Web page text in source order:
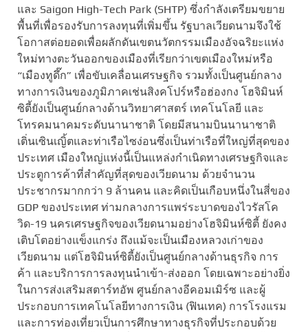
และ Saigon High-Tech Park (SHTP) ซึ่งกำลังเตรียมขยาย
พื้นที่เพื่อรองรับการลงทุนที่เพิ่มขึ้น รัฐบาลเวียดนามจึงใช้
โอกาสต่อยอดเพื่อผลักดันเขตนวัตกรรมเมืองอัจฉริยะแห่ง
ใหม่ทางตะวันออกของเมืองที่เรียกว่าเขตเมืองใหม่หรือ
“เมืองทูดึ๊ก” เพื่อขับเคลื่อนเศรษฐกิจ รวมทั้งเป็นศูนย์กลาง
ทางการเงินของภูมิภาคเช่นสิงคโปร์หรือฮ่องกง โฮจิมินห์
ซิตี้ยังเป็นศูนย์กลางด้านวิทยาศาสตร์ เทคโนโลยี และ
โทรคมนาคมระดับนานาชาติ โดยมีสนามบินนานาชาติ
เติ่นเซินเญิ้ตและท่าเรือไซง่อนซึ่งเป็นท่าเรือที่ใหญ่ที่สุดของ
ประเทศ เมืองใหญ่แห่งนี้เป็นแหล่งกำเนิดทางเศรษฐกิจและ
ประตูการค้าที่สำคัญที่สุดของเวียดนาม ด้วยจำนวน
ประชากรมากกว่า 9 ล้านคน และคิดเป็นเกือบหนึ่งในสี่ของ
GDP ของประเทศ ท่ามกลางการแพร่ระบาดของไวรัสโค
วิด-19 นครเศรษฐกิจของเวียดนามอย่างโฮจิมินห์ซิตี้ ยังคง
เติบโตอย่างแข็งแกร่ง ถึงแม้จะเป็นเมืองหลวงเก่าของ
เวียดนาม แต่โฮจิมินห์ซิตี้ยังเป็นศูนย์กลางด้านธุรกิจ การ
ค้า และบริการการลงทุนนำเข้า-ส่งออก โดยเฉพาะอย่างยิ่ง
ในการส่งเสริมสตาร์ทอัพ ศูนย์กลางอีคอมเมิร์ซ และผู้
ประกอบการเทคโนโลยีทางการเงิน (ฟินเทค) การโรงแรม
และการท่องเที่ยวเป็นการศึกษาทางธุรกิจที่ประกอบด้วย